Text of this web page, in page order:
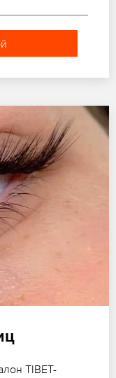
TIBET-